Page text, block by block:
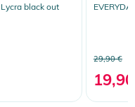
Lycra black out
29,90 €